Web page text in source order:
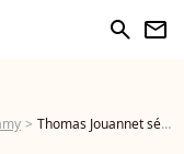
search newsletter
Thomas Jouannet séparé d'Alexandra Lamy, il s'exprime sur leur relation et leur fille Chloé